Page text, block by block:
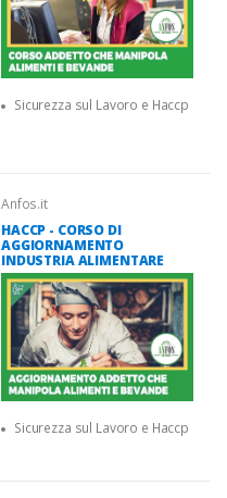
Sicurezza sul Lavoro e Haccp
Anfos.it
HACCP - CORSO DI
AGGIORNAMENTO
INDUSTRIA ALIMENTARE
Sicurezza sul Lavoro e Haccp